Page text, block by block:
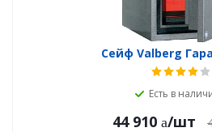
Сейф Valberg
Есть в
44 910 /шт